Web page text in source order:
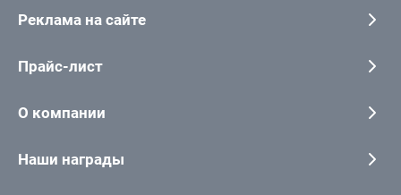
Реклама на сайте
Прайс-лист
О компании
Наши награды